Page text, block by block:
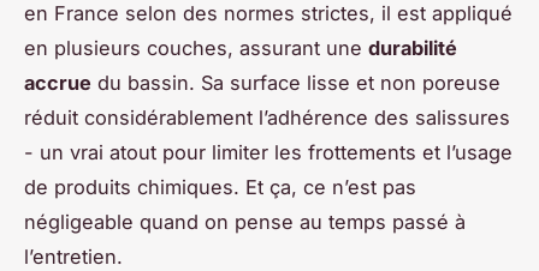
en France selon des normes strictes, il est appliqué
en plusieurs couches, assurant une durabilité
accrue du bassin. Sa surface lisse et non poreuse
réduit considérablement l’adhérence des salissures
- un vrai atout pour limiter les frottements et l’usage
de produits chimiques. Et ça, ce n’est pas
négligeable quand on pense au temps passé à
l’entretien.